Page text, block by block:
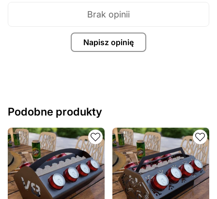
Napisz opinię
Brak opinii
Podobne produkty